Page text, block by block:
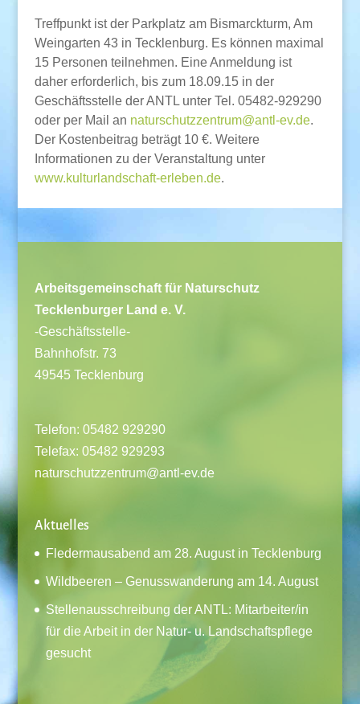
Treffpunkt ist der Parkplatz am Bismarckturm, Am
Weingarten 43 in Tecklenburg. Es können maximal
15 Personen teilnehmen. Eine Anmeldung ist
daher erforderlich, bis zum 18.09.15 in der
Geschäftsstelle der ANTL unter Tel. 05482-929290
oder per Mail an naturschutzzentrum@antl-ev.de.
Der Kostenbeitrag beträgt 10 €. Weitere
Informationen zu der Veranstaltung unter
www.kulturlandschaft-erleben.de.
Arbeitsgemeinschaft für Naturschutz
Tecklenburger Land e. V.
-Geschäftsstelle-
Bahnhofstr. 73
49545 Tecklenburg
Telefon: 05482 929290
Telefax: 05482 929293
naturschutzzentrum@antl-ev.de
Aktuelles
Fledermausabend am 28. August in Tecklenburg
Wildbeeren – Genusswanderung am 14. August
Stellenausschreibung der ANTL: Mitarbeiter/in
für die Arbeit in der Natur- u. Landschaftspflege
gesucht